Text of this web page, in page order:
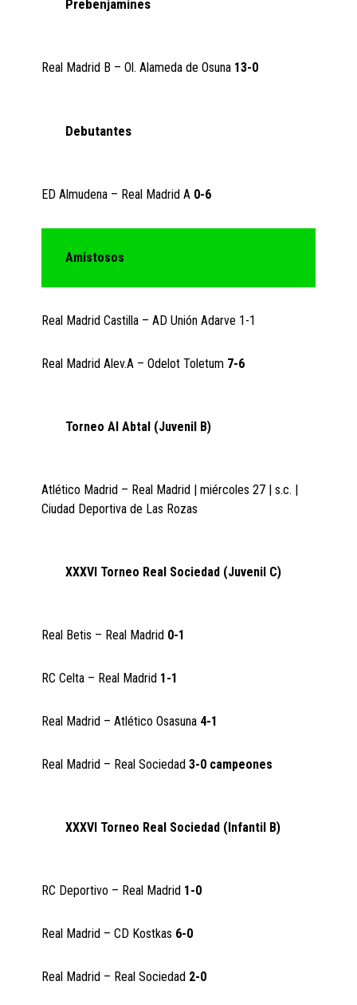
Prebenjamines
Real Madrid B – Ol. Alameda de Osuna 13-0
Debutantes
ED Almudena – Real Madrid A 0-6
Amistosos
Real Madrid Castilla – AD Unión Adarve 1-1
Real Madrid Alev.A – Odelot Toletum 7-6
Torneo Al Abtal (Juvenil B)
Atlético Madrid – Real Madrid | miércoles 27 | s.c. |
Ciudad Deportiva de Las Rozas
XXXVI Torneo Real Sociedad (Juvenil C)
Real Betis – Real Madrid 0-1
RC Celta – Real Madrid 1-1
Real Madrid – Atlético Osasuna 4-1
Real Madrid – Real Sociedad3-0 campeones
XXXVI Torneo Real Sociedad (Infantil B)
RC Deportivo – Real Madrid 1-0
Real Madrid – CD Kostkas 6-0
Real Madrid – Real Sociedad 2-0